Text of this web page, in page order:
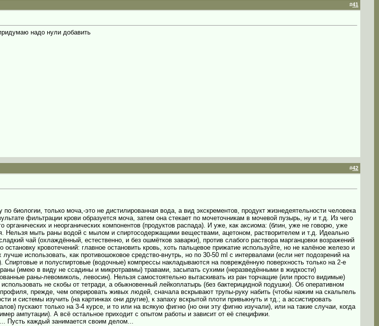
#41
надо нули добавить
#42
биологии, только моча,-это не дистилированная вода, а вид экскрементов, продукт жизнедеятельности человека
фильтрации крови образуется моча, затем она стекает по мочеточникам в мочевой пузырь, ну и т.д. Из чего
органических и неорганических компонентов (продуктов распада). И уже, как аксиома: (блин, уже не говорю, уже
Нельзя мыть раны водой с мылом и спиртосодержащими веществами, ацетоном, растворителем и т.д. Идеально
чай (охлаждённый, естественно, и без ошмётков заварки), против слабого раствора марганцовки возражений
кровотечений: главное остановить кровь, хоть пальцевое прижатие используйте, но не калёное железо и
использовать, как противошоковое средство-внутрь, но по 30-50 ml с интервалами (если нет подозрений на
и полуспиртовые (водочные) компрессы накладываются на повреждённую поверхность только на 2-е
(имею в виду не ссадины и микротравмы) травами, засыпать сухими (неразведёнными в жидкости)
раны-левомиколь, левосин). Нельзя самостоятельно вытаскивать из ран торчащие (или просто видимые)
не скобы от тетради, а обыкновенный лейкоплатырь (без бактерицидной подушки). Об оперативном
прежде, чем оперировать живых людей, сначала вскрывают трупы-руку набить (чтобы нажим на скальпель
и системы изучить (на картинках они другие), к запаху вскрытой плоти привыкнуть и тд.; а ассистировать
пускают только на 3-4 курсе, и то или на всякую фигню (но они эту фигню изучали), или на такие случаи, когда
ампутации). А всё остальное приходит с опытом работы и зависит от её специфики.
Пусть каждый занимается своим делом...